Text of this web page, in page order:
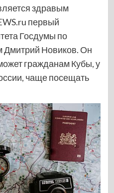
здравым
первый
Госдумы по
Новиков. Он
гражданам Кубы, у
чаще посещать